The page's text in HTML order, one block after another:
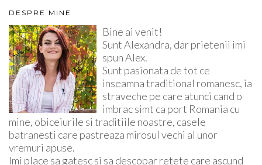
DESPRE MINE
Bine ai venit!
Sunt Alexandra, dar prietenii imi
spun Alex.
Sunt pasionata de tot ce
inseamna traditional romanesc, ia
straveche pe care atunci cand o
imbrac simt ca port Romania cu
mine, obiceiurile si traditiile noastre, casele
batranesti care pastreaza mirosul vechi al unor
vremuri apuse.
Imi place sa gatesc si sa descopar retete care ascund